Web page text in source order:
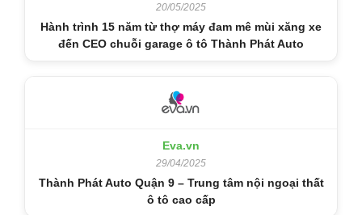
20/05/2025
Hành trình 15 năm từ thợ máy đam mê mùi xăng xe
đến CEO chuỗi garage ô tô Thành Phát Auto
Eva.vn
29/04/2025
Thành Phát Auto Quận 9 – Trung tâm nội ngoại thất
ô tô cao cấp